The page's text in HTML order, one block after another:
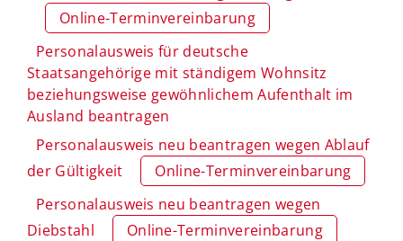
Online-Terminvereinbarung
Personalausweis für deutsche
Staatsangehörige mit ständigem Wohnsitz
beziehungsweise gewöhnlichem Aufenthalt im
Ausland beantragen
Personalausweis neu beantragen wegen Ablauf
der Gültigkeit
Online-Terminvereinbarung
Personalausweis neu beantragen wegen
Diebstahl
Online-Terminvereinbarung